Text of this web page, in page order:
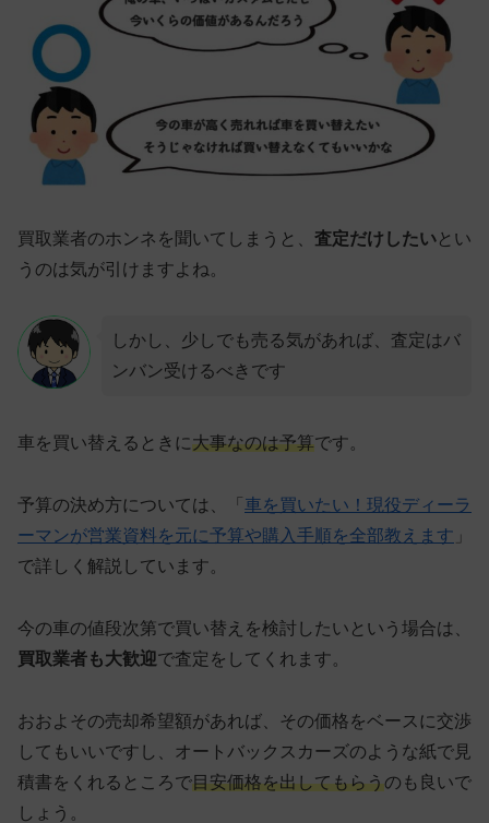
買取業者のホンネを聞いてしまうと、 査定だけしたいとい
うのは気が引けますよね。
しかし、少しでも売る気があれば、査定はバ
ンバン受けるべきです
車を買い替えるときに大事なのは予算です。
予算の決め方については、「 車を買いたい！現役ディーラ
ーマンが営業資料を元に予算や購入手順を全部教えます 」
で詳しく解説しています。
今の車の値段次第で買い替えを検討したいという場合は、
買取業者も大歓迎で査定をしてくれます。
おおよその売却希望額があれば、その価格をベースに交渉
してもいいですし、オートバックスカーズのような紙で見
積書をくれるところで目安価格を出してもらうのも良いで
しょう。